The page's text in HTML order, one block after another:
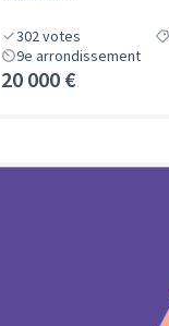
302votes
9e arrondissement
20 000 €